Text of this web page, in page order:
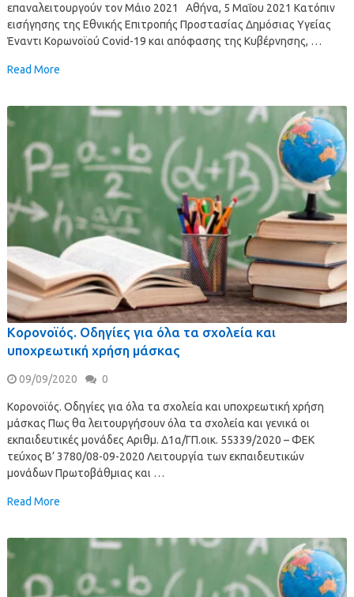
επαναλειτουργούν τον Μάιο 2021 Αθήνα, 5 Μαΐου 2021 Κατόπιν
εισήγησης της Εθνικής Επιτροπής Προστασίας Δημόσιας Υγείας
Έναντι Κορωνοϊού Covid-19 και απόφασης της Κυβέρνησης, …
Read More
Κορονοϊός. Οδηγίες για όλα τα σχολεία και
υποχρεωτική χρήση μάσκας
09/09/2020 0
Κορονοϊός. Οδηγίες για όλα τα σχολεία και υποχρεωτική χρήση
μάσκας Πως θα λειτουργήσουν όλα τα σχολεία και γενικά οι
εκπαιδευτικές μονάδες Αριθμ. Δ1α/ΓΠ.οικ. 55339/2020 – ΦΕΚ
τεύχος Β’ 3780/08-09-2020 Λειτουργία των εκπαιδευτικών
μονάδων Πρωτοβάθμιας και …
Read More